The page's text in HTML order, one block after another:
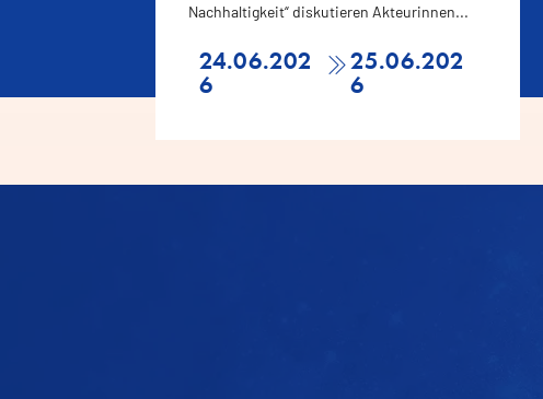
Nachhaltigkeit“ diskutieren Akteurinnen...
24.06.202
6
25.06.202
6